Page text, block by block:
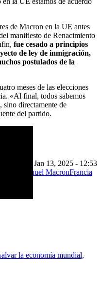
de Macron en la UE antes
manifiesto de Renacimiento
fue cesado a principios
de ley de inmigración,
postulados de la
meses de las elecciones
«Al final, todos sabemos
sino directamente de
del partido.
Jan 13, 2025 - 12:53
Emmanuel MacronFrancia
la economía mundial,